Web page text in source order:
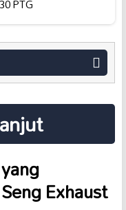
PTG
Exhaust